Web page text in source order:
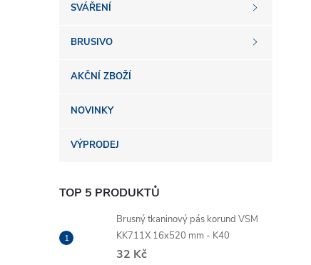
p
a
n
SVÁŘENÍ
BRUSIVO
AKČNÍ ZBOŽÍ
NOVINKY
VÝPRODEJ
TOP 5 PRODUKTŮ
Brusný tkaninový pás korund VSM
KK711X 16x520 mm - K40
32 Kč